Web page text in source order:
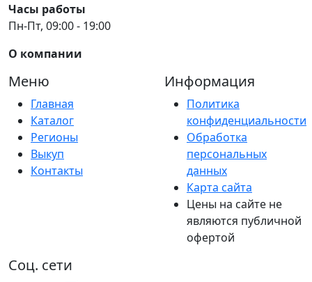
Часы работы
Пн-Пт, 09:00 - 19:00
О компании
Меню
Главная
Каталог
Регионы
Выкуп
Контакты
Информация
Политика
конфиденциальности
Обработка
персональных
данных
Карта сайта
Цены на сайте не
являются публичной
офертой
Соц. сети